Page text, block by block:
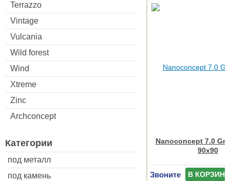
Terrazzo
Vintage
Vulcania
Wild forest
Wind
Xtreme
Zinc
Archconcept
Категории
под металл
под камень
Nanoconcept 7.0
90x90
Звоните В КОРЗИНУ